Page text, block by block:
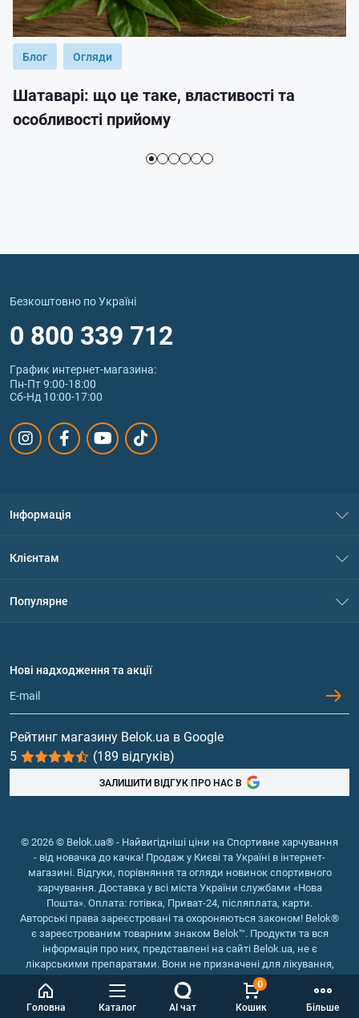
Головна Каталог AI чат Кошик
0
Більше
Блог Огляди
Шатаварі: що це таке, властивості та
особливості прийому
Безкоштовно по Україні
0 800 339 712
График интернет‑магазина:
Пн-Пт 9:00-18:00
Сб-Нд 10:00-17:00
Інформація
Політика конфіденційності
Обмін та повернення
Клієнтам
Популярне
Протеїн
Гейнери
Вітаміни та мінерали
Риб'ячий жир, жирні кислоти
Нові надходження та акції
Рейтинг магазину Belok.ua в Google
5
(189 відгуків)
ЗАЛИШИТИ ВІДГУК ПРО НАС В
© 2026 © Belok.ua® - Найвигідніші ціни на Спортивне харчування
- від новачка до качка! Продаж у Києві та Україні в інтернет-
магазині. Відгуки, порівняння та огляди новинок спортивного
харчування. Доставка у всі міста України службами «Нова
Пошта». Оплата: готівка, Приват-24, післяплата, карти.
Авторські права зареєстровані та охороняються законом! Belok®
є зареєстрованим товарним знаком Belok™. Продукти та вся
інформація про них, представлені на сайті Belok.ua, не є
лікарськими препаратами. Вони не призначені для лікування,
зняття симптомів та запобігання хворобам.
Інтернет магазин Belok.ua
Інтернет магазин спортивного
харчування